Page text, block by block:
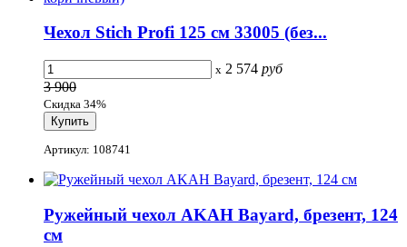
Чехол Stich Profi 125 см 33005 (без...
x 2 574 руб
3 900
Скидка 34%
Артикул: 108741
Ружейный чехол AKAH Bayard, брезент, 124
см